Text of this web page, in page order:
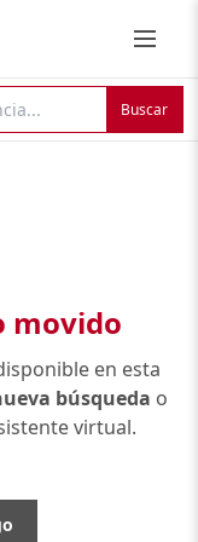
Buscar
movido
en esta
búsqueda o
virtual.